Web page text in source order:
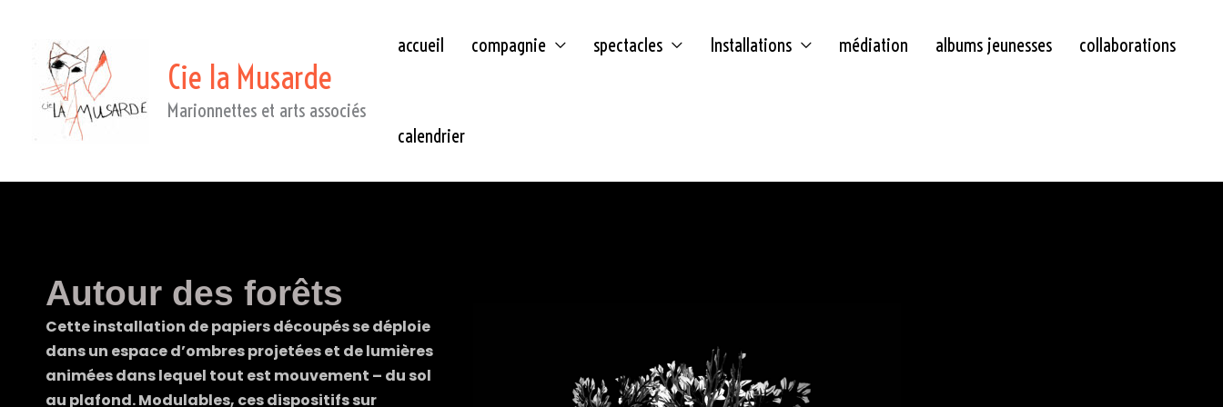
Cie la Musarde
Marionnettes et arts associés
accueil compagnie spectacles Installations médiation albums jeunesses collaborations
calendrier
Autour des forêts
Cette installation de papiers découpés se déploie
dans un espace d’ombres projetées et de lumières
animées dans lequel tout est mouvement – du sol
au plafond.Modulables, ces dispositifs sur